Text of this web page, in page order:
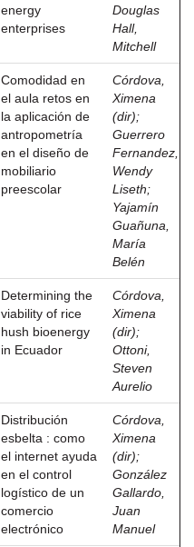
energy
enterprises
Douglas
Hall,
Mitchell
Comodidad en
el aula retos en
la aplicación de
antropometría
en el diseño de
mobiliario
preescolar
Córdova,
Ximena
(dir);
Guerrero
Fernandez,
Wendy
Liseth;
Yajamín
Guañuna,
María
Belén
Determining the
viability of rice
hush bioenergy
in Ecuador
Córdova,
Ximena
(dir);
Ottoni,
Steven
Aurelio
Distribución
esbelta : como
el internet ayuda
en el control
logístico de un
comercio
electrónico
Córdova,
Ximena
(dir);
González
Gallardo,
Juan
Manuel